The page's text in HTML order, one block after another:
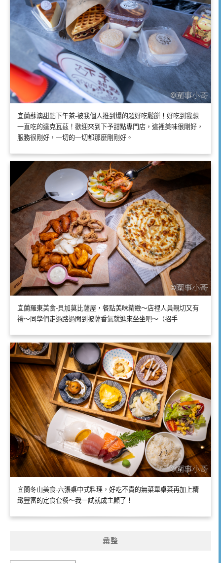
宜蘭蘇澳甜點下午茶-被我個人推到爆的超好吃鬆餅！好吃到我想
一直吃的達克瓦茲！歡迎來到下予甜點專門店，這裡美味很剛好，
服務很剛好，一切的一切都那麼剛剛好。
宜蘭羅東美食-貝加莫比薩屋，餐點美味精緻～店裡人員親切又有
禮～同學們走過路過聞到披薩香氣就進來坐坐吧～（招手
宜蘭冬山美食-六張桌中式料理，好吃不貴的無菜單桌菜再加上精
緻豐富的定食套餐～我一試就成主顧了！
彙整